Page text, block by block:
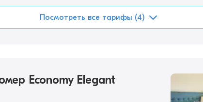
Посмотреть все тарифы (4)
Economy Elegant